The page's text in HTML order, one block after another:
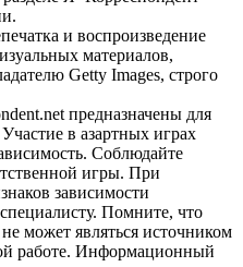
и воспроизведение
материалов,
Getty Images, строго
предназначены для
в азартных играх
Соблюдайте
игры. При
зависимости
Помните, что
может являться источником
работе. Информационный